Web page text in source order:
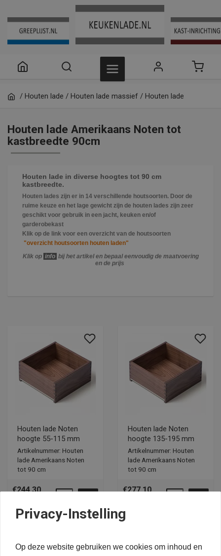
/ Houten lade / Houten lade massief / Houten lade
kastbreedte 90cm
Houten lade Amerikaans Noten tot
kastbreedte 90cm
Houten lade in diverse hoogtes tot 90 cm
kastbreedte.
Houten lades zijn er in 14 verschillende houtsoorten. Door de
ruime keuze en het lage gewicht zijn de houten lades zijn zeer
geschikt voor gebruik in een jacht, keuken en/of
garderobekast
Klik op de link voor een overzicht van de houtsoorten
"overzicht houtsoorten houten laden"
Klik op info bij het artikel en bepaal eenvoudig de maatvoering
en de prijs
Houten lade Noten
hoogte 55-115 mm
Artikelnummer: Houten
lade Amerikaans Noten
tot 90 cm
€244,30
btw
Houten lade Noten
hoogte 135-195 mm
Artikelnummer: Houten
lade Amerikaans Noten
tot 90 cm
€277,10
btw
Privacy-Instelling
Op deze website gebruiken we cookies om inhoud en